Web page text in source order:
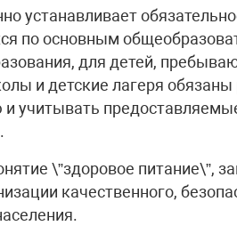
устанавливает
по основным
для детей,
и детские лагеря
учитывать
\”здоровое питание\”,
качественного,